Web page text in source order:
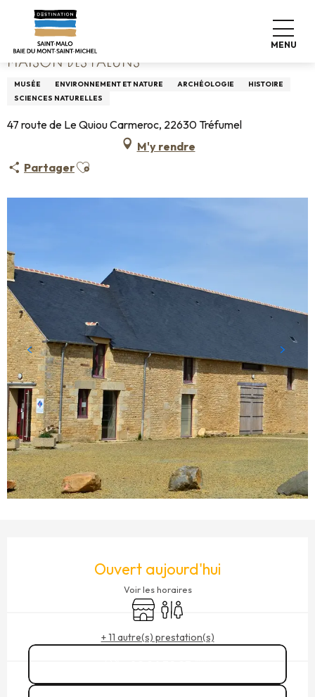
contenu
principal
MENU
Accueil Maison des Faluns
MAISON DES FALUNS
MUSÉE ENVIRONNEMENT ET NATURE ARCHÉOLOGIE
HISTOIRE
SCIENCES NATURELLES
47 route de Le Quiou Carmeroc, 22630 Tréfumel
M'y rendre
PartagerAjouter aux favoris
Ouvert aujourd'hui
Voir les horaires
BoutiqueToilettes
+ 11 autre(s) prestation(s)